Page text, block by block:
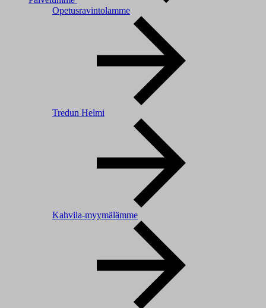
Opetusravintolamme
Tredun Helmi
Kahvila-myymälämme